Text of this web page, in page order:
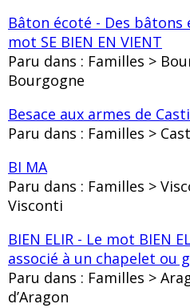
Bâton écoté - Des bâtons
mot SE BIEN EN VIENT
Paru dans : Familles >
Bourgogne
Besace aux armes de
Paru dans : Familles >
BI MA
Paru dans : Familles >
Visconti
BIEN ELIR - Le mot BIEN
associé à un chapelet ou
Paru dans : Familles >
d’Aragon